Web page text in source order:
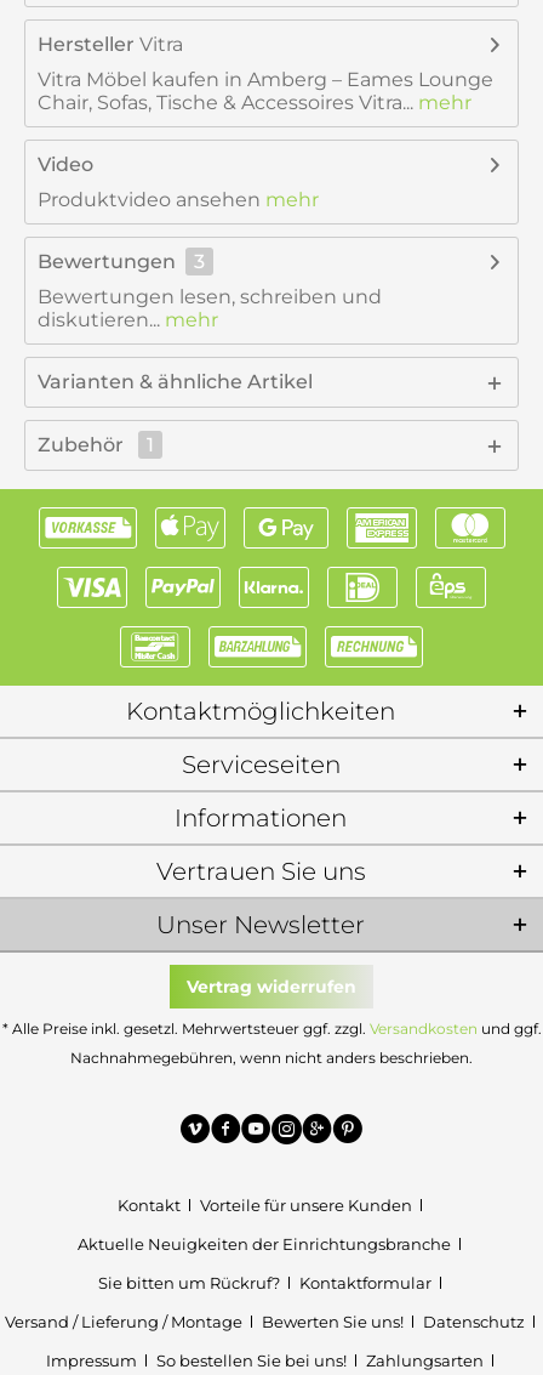
Hersteller Vitra
Vitra Möbel kaufen in Amberg – Eames Lounge
Chair, Sofas, Tische & Accessoires Vitra... mehr
Video
Produktvideo ansehen mehr
Bewertungen
3
Bewertungen lesen, schreiben und
diskutieren... mehr
Varianten & ähnliche Artikel
Zubehör 1
Kontaktmöglichkeiten
Serviceseiten
Informationen
Unser Newsletter
Vertrauen Sie uns
Vertrag widerrufen
* Alle Preise inkl. gesetzl. Mehrwertsteuer ggf. zzgl. Versandkosten und ggf.
Nachnahmegebühren, wenn nicht anders beschrieben.
Kontakt
Vorteile für unsere Kunden
Aktuelle Neuigkeiten der Einrichtungsbranche
Sie bitten um Rückruf?
Kontaktformular
Versand / Lieferung / Montage
Bewerten Sie uns!
Datenschutz
Impressum
So bestellen Sie bei uns! Zahlungsarten